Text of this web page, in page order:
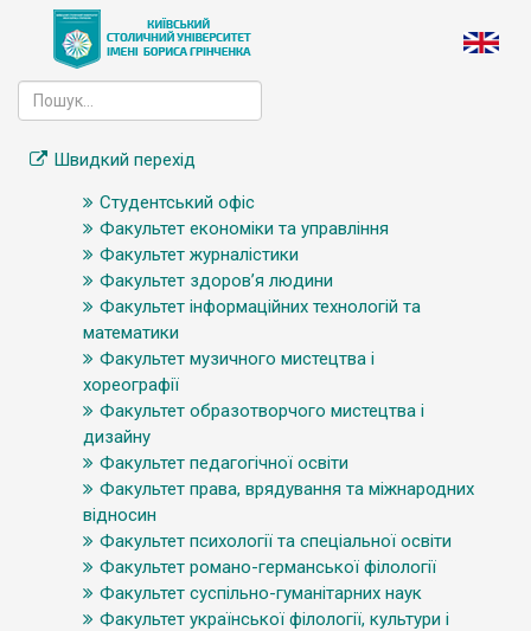
Швидкий перехід
Студентський офіс
Факультет економіки та управління
Факультет журналістики
Факультет здоров’я людини
Факультет інформаційних технологій та
математики
Факультет музичного мистецтва і
хореографії
Факультет образотворчого мистецтва і
дизайну
Факультет педагогічної освіти
Факультет права, врядування та міжнародних
відносин
Факультет психології та спеціальної освіти
Факультет романо-германської філології
Факультет суспільно-гуманітарних наук
Факультет української філології, культури і